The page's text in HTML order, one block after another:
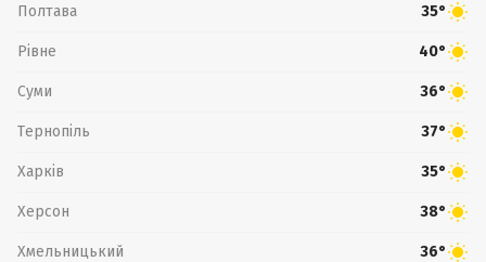
Полтава 35°
Рівне 40°
Суми 36°
Тернопіль 37°
Харків 35°
Херсон 38°
Хмельницький 36°